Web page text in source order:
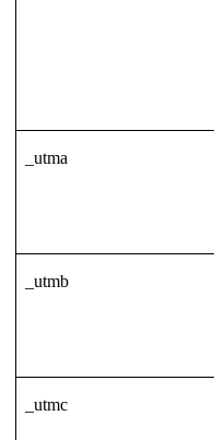
_utma
_utmb
_utmc